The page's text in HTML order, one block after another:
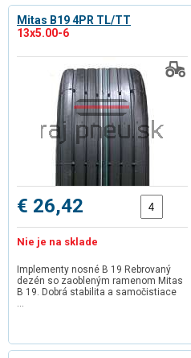
Mitas B19 4PR TL/TT
13x5.00-6
€ 26,42
Nie je na sklade
Implementy nosné B 19 Rebrovaný
dezén so zaobleným ramenom Mitas
B 19. Dobrá stabilita a samočistiace
…